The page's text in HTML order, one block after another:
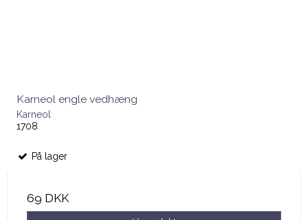
Karneol engle vedhæng
Karneol
1708
På lager
69 DKK